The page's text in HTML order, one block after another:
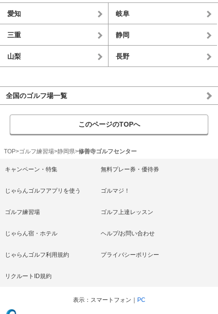
愛知 岐阜
三重 静岡
山梨 長野
全国のゴルフ場一覧
このページのTOPへ
TOP ゴルフ練習場 静岡県 修善寺ゴルフセンター
キャンペーン・特集 無料プレー券・優待券
じゃらんゴルフアプリを使う ゴルマジ！
ゴルフ練習場 ゴルフ上達レッスン
じゃらん宿・ホテル ヘルプ/お問い合わせ
じゃらんゴルフ利用規約 プライバシーポリシー
リクルートID規約
表示 スマートフォン PC